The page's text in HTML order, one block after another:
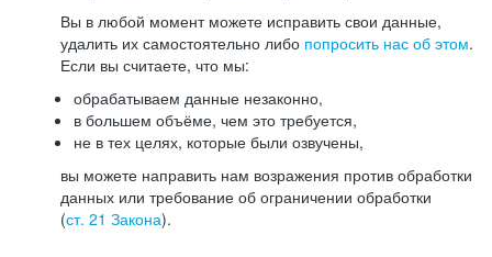
Вы в любой момент можете исправить свои данные,
удалить их самостоятельно либо попросить нас об этом.
Если вы считаете, что мы:
обрабатываем данные незаконно,
в большем объёме, чем это требуется,
не в тех целях, которые были озвучены,
вы можете направить нам возражения против обработки
данных или требование об ограничении обработки
(ст. 21 Закона).